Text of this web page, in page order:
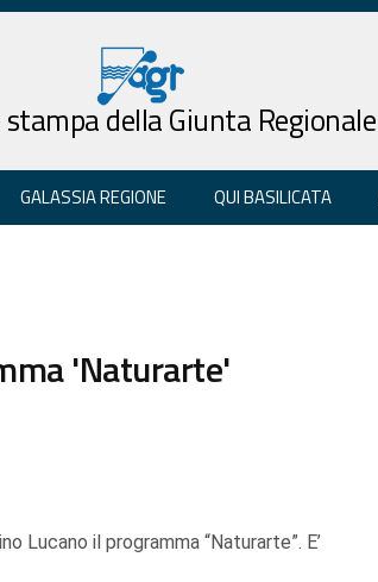
della Giunta Regionale
GALASSIA REGIONE QUI BASILICATA
'Naturarte'
Lucano il programma “Naturarte”. E’